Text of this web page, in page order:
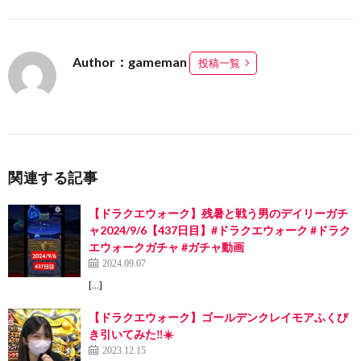
Author：gameman 投稿一覧
関連する記事
【ドラクエウォーク】残暑と戦う男のデイリーガチ
ャ2024/9/6【437日目】#ドラクエウォーク #ドラク
エウォークガチャ #ガチャ動画
2024.09.07
[…]
【ドラクエウォーク】ゴールデンクレイモアふくび
き引いてみた‼️☀️
2023.12.15